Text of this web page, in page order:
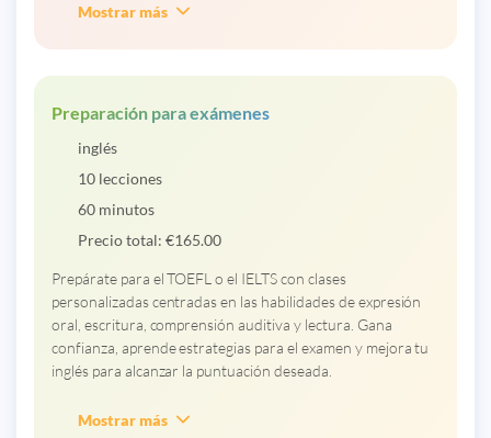
Mostrar más
Preparación para exámenes
inglés
10 lecciones
60 minutos
Precio total: €165.00
Prepárate para el TOEFL o el IELTS con clases
personalizadas centradas en las habilidades de expresión
oral, escritura, comprensión auditiva y lectura. Gana
confianza, aprende estrategias para el examen y mejora tu
inglés para alcanzar la puntuación deseada.
Mostrar más